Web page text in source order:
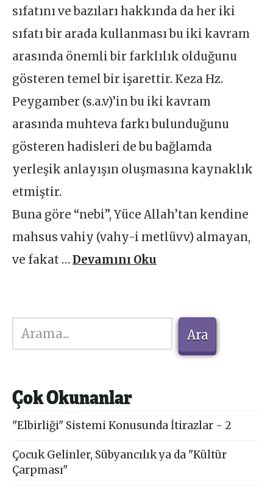
sıfatını ve bazıları hakkında da her iki
sıfatı bir arada kullanması bu iki kavram
arasında önemli bir farklılık olduğunu
gösteren temel bir işarettir. Keza Hz.
Peygamber (s.a.v)’in bu iki kavram
arasında muhteva farkı bulunduğunu
gösteren hadisleri de bu bağlamda
yerleşik anlayışın oluşmasına kaynaklık
etmiştir.
Buna göre “nebi”, Yüce Allah’tan kendine
mahsus vahiy (vahy-i metlüvv) almayan,
ve fakat …Devamını Oku
Ara
Ara
Çok Okunanlar
"Elbirliği" Sistemi Konusunda İtirazlar - 2
Çocuk Gelinler, Sübyancılık ya da "Kültür
Çarpması"